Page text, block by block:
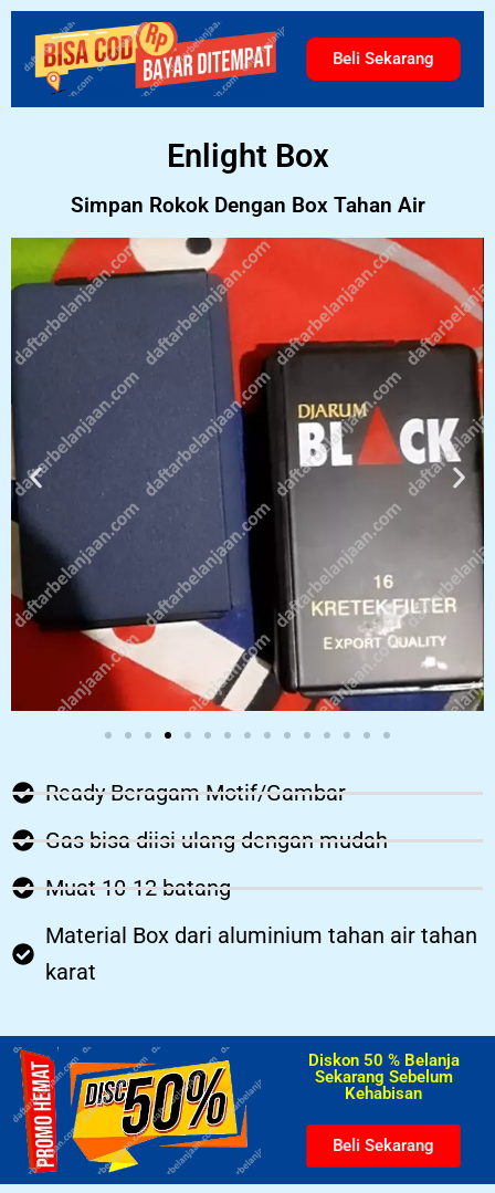
Beli Sekarang
Enlight Box
Simpan Rokok Dengan Box Tahan Air
Ready Beragam Motif/Gambar
Gas bisa diisi ulang dengan mudah
Muat 10-12 batang
Material Box dari aluminium tahan air tahan
karat
Diskon 50 % Belanja
Sekarang Sebelum
Kehabisan​
Beli Sekarang